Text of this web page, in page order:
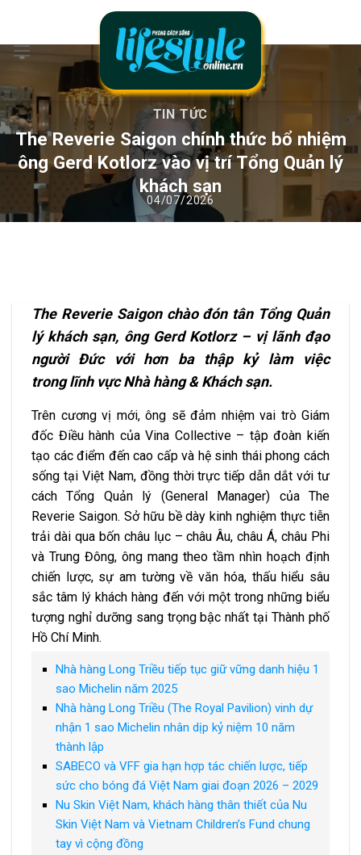
nội
TIN TỨC
The Reverie Saigon chính thức bổ nhiệm
ông Gerd Kotlorz vào vị trí Tổng Quản lý
khách sạn
The Reverie Saigon chào đón tân Tổng Quản
lý khách sạn, ông Gerd Kotlorz – vị lãnh đạo
người Đức với hơn ba thập kỷ làm việc
trong lĩnh vực Nhà hàng & Khách sạn.
Trên cương vị mới, ông sẽ đảm nhiệm vai trò Giám
đốc Điều hành của Vina Collective – tập đoàn kiến
tạo các điểm đến cao cấp và hệ sinh thái phong cách
sống tại Việt Nam, đồng thời trực tiếp dẫn dắt với tư
cách Tổng Quản lý (General Manager) của The
Reverie Saigon. Sở hữu bề dày kinh nghiệm thực tiễn
trải dài qua bốn châu lục – châu Âu, châu Á, châu Phi
và Trung Đông, ông mang theo tầm nhìn hoạch định
chiến lược, sự am tường về văn hóa, thấu hiểu sâu
sắc tâm lý khách hàng đến với một trong những biểu
tượng nghỉ dưỡng sang trọng bậc nhất tại Thành phố
Hồ Chí Minh.
Nhà hàng Long Triều tiếp tục giữ vững danh hiệu 1
sao Michelin năm 2025
Nhà hàng Long Triều (The Royal Pavilion) vinh dự
nhận 1 sao Michelin nhân dịp kỷ niệm 10 năm
thành lập
SABECO và VFF gia hạn hợp tác chiến lược, tiếp
sức cho bóng đá Việt Nam giai đoạn 2026 – 2029
Nu Skin Việt Nam, khách hàng thân thiết của Nu
Skin Việt Nam và Vietnam Children’s Fund chung
tay vì cộng đồng